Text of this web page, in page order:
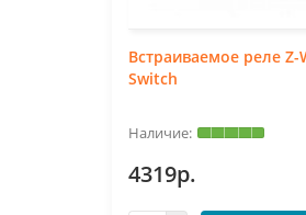
Встраиваемое реле Z-
Switch
4319р.